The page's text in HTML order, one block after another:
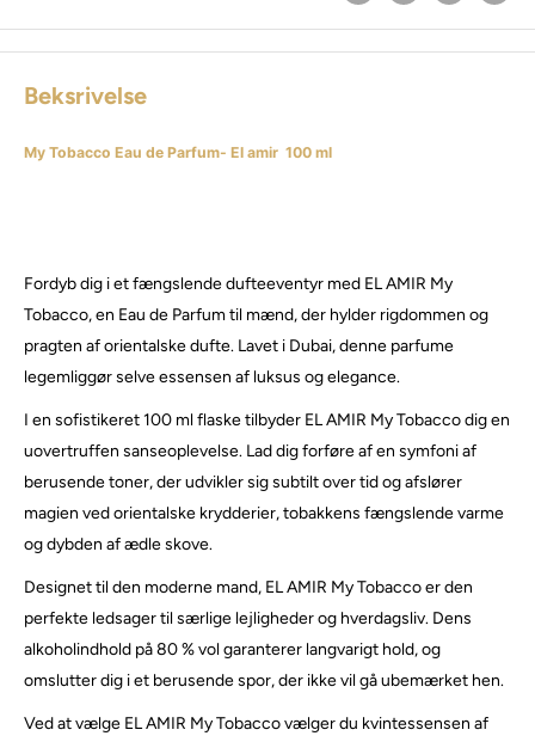
Beksrivelse
My Tobacco Eau de Parfum- El amir 100 ml
Fordyb dig i et fængslende dufteeventyr med EL AMIR My
Tobacco, en Eau de Parfum til mænd, der hylder rigdommen og
pragten af ​​orientalske dufte. Lavet i Dubai, denne parfume
legemliggør selve essensen af ​​luksus og elegance.
I en sofistikeret 100 ml flaske tilbyder EL AMIR My Tobacco dig en
uovertruffen sanseoplevelse. Lad dig forføre af en symfoni af
berusende toner, der udvikler sig subtilt over tid og afslører
magien ved orientalske krydderier, tobakkens fængslende varme
og dybden af ​​ædle skove.
Designet til den moderne mand, EL AMIR My Tobacco er den
perfekte ledsager til særlige lejligheder og hverdagsliv. Dens
alkoholindhold på 80 % vol garanterer langvarigt hold, og
omslutter dig i et berusende spor, der ikke vil gå ubemærket hen.
Ved at vælge EL AMIR My Tobacco vælger du kvintessensen af ​​